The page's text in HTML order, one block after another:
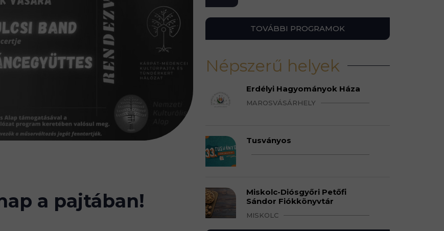
a pajtában!
TOVÁBBI PROGRAMOK
Népszerű helyek
Erdélyi Hagyományok Háza
MAROSVÁSÁRHELY
Tusványos
Miskolc-Diósgyőri Petőfi
Sándor Fiókkönyvtár
MISKOLC